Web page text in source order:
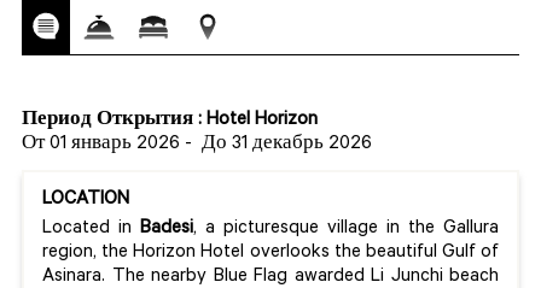
Период Открытия : Hotel Horizon
От 01 январь 2026 - До 31 декабрь 2026
LOCATION
Located in Badesi, a picturesque village in the Gallura
region, the Horizon Hotel overlooks the beautiful Gulf of
Asinara. The nearby Blue Flag awarded Li Junchi beach